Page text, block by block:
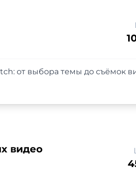
от выбора темы до съёмок
видео